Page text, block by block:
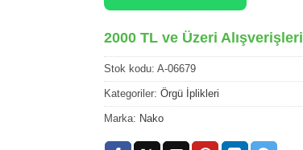
2000 TL ve Üzeri
Stok kodu: A-06679
Kategoriler: Örgü İplikleri
Marka: Nako